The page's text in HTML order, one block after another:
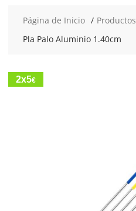
Página de Inicio
Productos
Pla Palo Aluminio 1.40cm
2x5€